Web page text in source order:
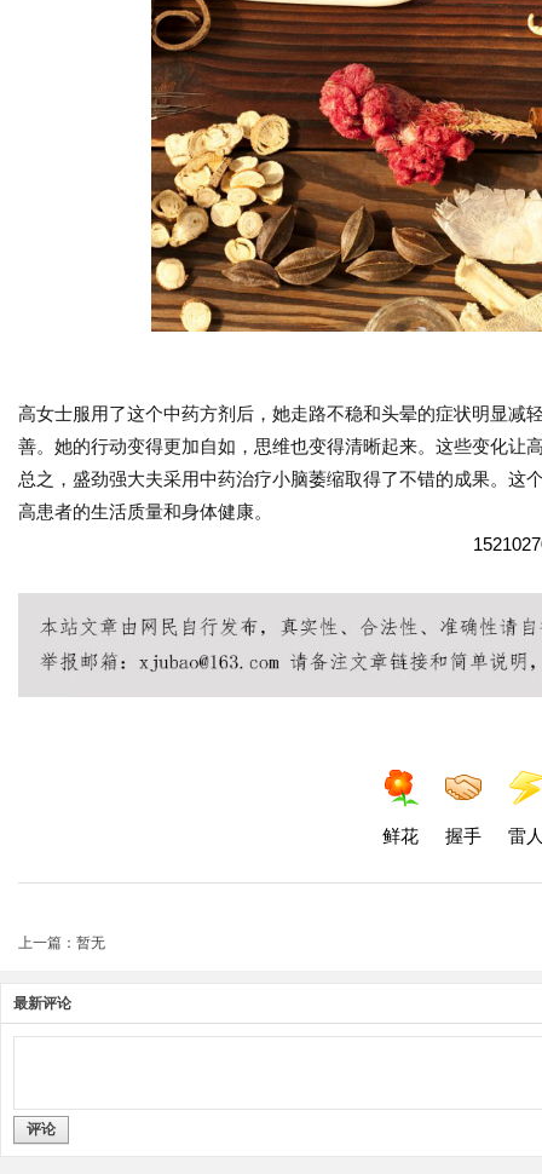
高女士服用了这个中药方剂后，她走路不稳和头晕的症状明显减
善。她的行动变得更加自如，思维也变得清晰起来。这些变化让
总之，盛劲强大夫采用中药治疗小脑萎缩取得了不错的成果。
高患者的生活质量和身体健康。
鲜花 握手 雷
上一篇：暂无
最新评论
评论